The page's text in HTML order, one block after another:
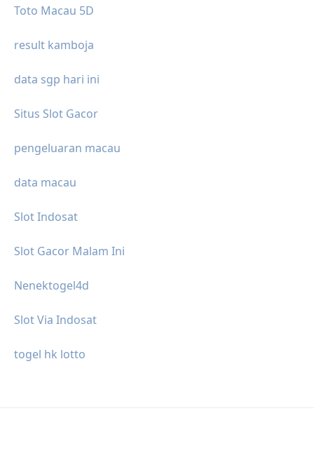
Toto Macau 5D
result kamboja
data sgp hari ini
Situs Slot Gacor
pengeluaran macau
data macau
Slot Indosat
Slot Gacor Malam Ini
Nenektogel4d
Slot Via Indosat
togel hk lotto